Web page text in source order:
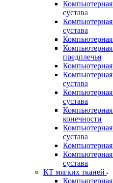
сустава
сустава
Компьютерная
Компьютерная
предплечья
Компьютерная
Компьютерная
сустава
Компьютерная
сустава
конечности
сустава
Компьютерная
Компьютерная
сустава
КТ мягких тканей